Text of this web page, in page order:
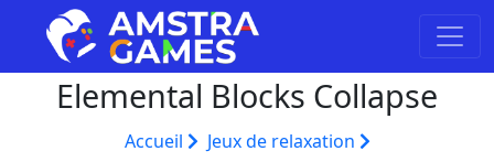
Elemental Blocks Collapse
Accueil
Jeux de relaxation